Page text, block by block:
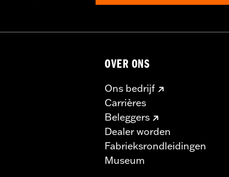
OVER ONS
Ons bedrijf
Carrières
Beleggers
Dealer worden
Fabrieksrondleidingen
Museum